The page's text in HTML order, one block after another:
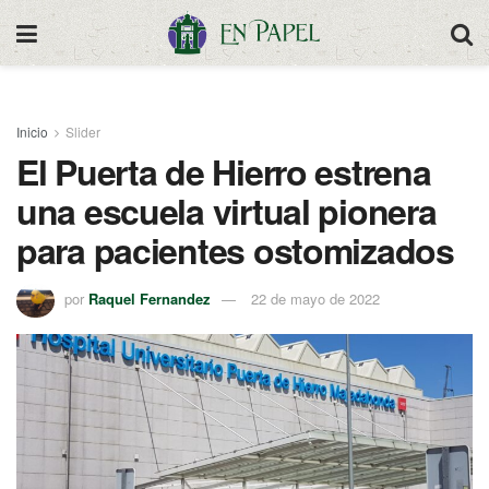
Inicio Slider
El Puerta de Hierro estrena
una escuela virtual pionera
para pacientes ostomizados
por Raquel Fernandez 22 de mayo de 2022